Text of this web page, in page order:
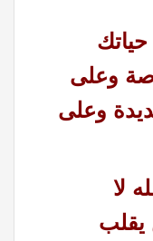
حياتك
وعلى
وعلى
لا
يقلب